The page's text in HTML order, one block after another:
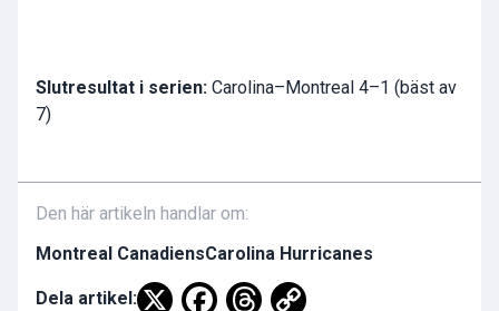
Slutresultat i serien: Carolina–Montreal 4–1 (bäst av
7)
Den här artikeln handlar om:
Montreal CanadiensCarolina Hurricanes
Dela artikel: